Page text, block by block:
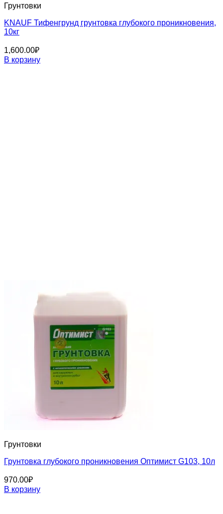
Грунтовки
KNAUF Тифенгрунд грунтовка глубокого проникновения,
10кг
1,600.00₽
В корзину
Грунтовки
Грунтовка глубокого проникновения Оптимист G103, 10л
970.00₽
В корзину